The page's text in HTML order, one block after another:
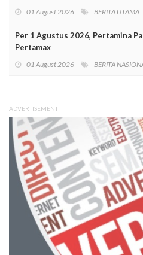
01 August 2026 BERITA UTAMA
Per 1 Agustus 2026, Pertamina
Pertamax
01 August 2026 BERITA
ADVERTISEMENT